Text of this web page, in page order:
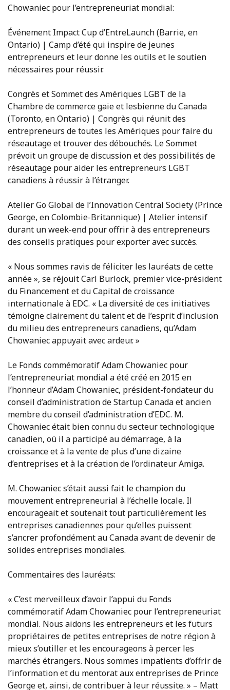
Chowaniec pour l’entrepreneuriat mondial:
Événement Impact Cup d’EntreLaunch (Barrie, en
Ontario) | Camp d’été qui inspire de jeunes
entrepreneurs et leur donne les outils et le soutien
nécessaires pour réussir.
Congrès et Sommet des Amériques LGBT de la
Chambre de commerce gaie et lesbienne du Canada
(Toronto, en Ontario) | Congrès qui réunit des
entrepreneurs de toutes les Amériques pour faire du
réseautage et trouver des débouchés. Le Sommet
prévoit un groupe de discussion et des possibilités de
réseautage pour aider les entrepreneurs LGBT
canadiens à réussir à l’étranger.
Atelier Go Global de l’Innovation Central Society (Prince
George, en Colombie-Britannique) | Atelier intensif
durant un week-end pour offrir à des entrepreneurs
des conseils pratiques pour exporter avec succès.
« Nous sommes ravis de féliciter les lauréats de cette
année », se réjouit Carl Burlock, premier vice-président
du Financement et du Capital de croissance
internationale à EDC. « La diversité de ces initiatives
témoigne clairement du talent et de l’esprit d’inclusion
du milieu des entrepreneurs canadiens, qu’Adam
Chowaniec appuyait avec ardeur. »
Le Fonds commémoratif Adam Chowaniec pour
l’entrepreneuriat mondial a été créé en 2015 en
l’honneur d’Adam Chowaniec, président-fondateur du
conseil d’administration de Startup Canada et ancien
membre du conseil d’administration d’EDC. M.
Chowaniec était bien connu du secteur technologique
canadien, où il a participé au démarrage, à la
croissance et à la vente de plus d’une dizaine
d’entreprises et à la création de l’ordinateur Amiga.
M. Chowaniec s’était aussi fait le champion du
mouvement entrepreneurial à l’échelle locale. Il
encourageait et soutenait tout particulièrement les
entreprises canadiennes pour qu’elles puissent
s’ancrer profondément au Canada avant de devenir de
solides entreprises mondiales.
Commentaires des lauréats:
« C’est merveilleux d’avoir l’appui du Fonds
commémoratif Adam Chowaniec pour l’entrepreneuriat
mondial. Nous aidons les entrepreneurs et les futurs
propriétaires de petites entreprises de notre région à
mieux s’outiller et les encourageons à percer les
marchés étrangers. Nous sommes impatients d’offrir de
l’information et du mentorat aux entreprises de Prince
George et, ainsi, de contribuer à leur réussite. » – Matt